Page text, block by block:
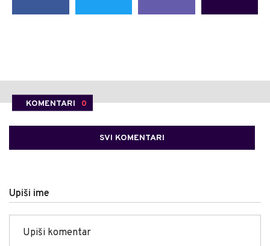
KOMENTARI 0
SVI KOMENTARI
Upiši ime